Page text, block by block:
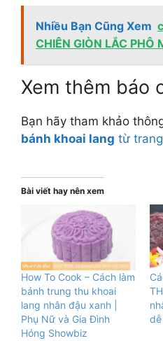
Nhiều Bạn Cũng Xem
CHIÊN GIÒN LẮC PHÔ
Xem thêm báo
Bạn hãy tham khảo
bánh khoai lang từ
Bài viết hay nên xem
How To Cook – Cách làm
bánh trung thu khoai
lang nhân đậu xanh |
Phụ Nữ và Gia Đình
Hóng Showbiz
dễ